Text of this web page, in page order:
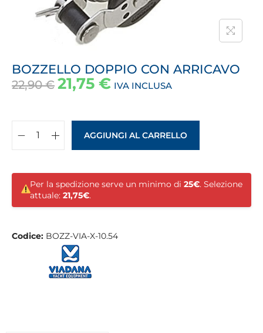
BOZZELLO DOPPIO CON ARRICAVO
22,90€ 21,75 € IVA INCLUSA
AGGIUNGI AL CARRELLO
Per la spedizione serve un minimo di 25€. Selezione
attuale: 21,75€.
Codice: BOZZ-VIA-X-10.54